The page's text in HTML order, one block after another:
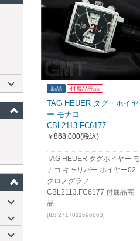
新品 付属品完品
TAG HEUER タグ・ホイヤ
ー モナコ
CBL2113.FC6177
￥868,000(税込)
TAG HEUER タグホイヤー モ
ナコ キャリバー ホイヤー02
クロノグラフ
CBL2113.FC6177 付属品完
品
[ID: 2717011596863]